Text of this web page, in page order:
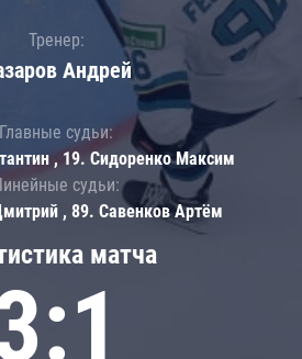
матча
Тренер:
Андрей
Главные судьи:
, 19. Сидоренко Максим
судьи:
, 89. Савенков Артём